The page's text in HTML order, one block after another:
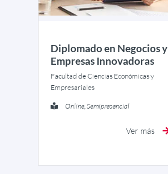
Diplomado en Negocios y
Empresas Innovadoras
Facultad de Ciencias Económicas y
Empresariales
Online, Semipresencial
Ver más